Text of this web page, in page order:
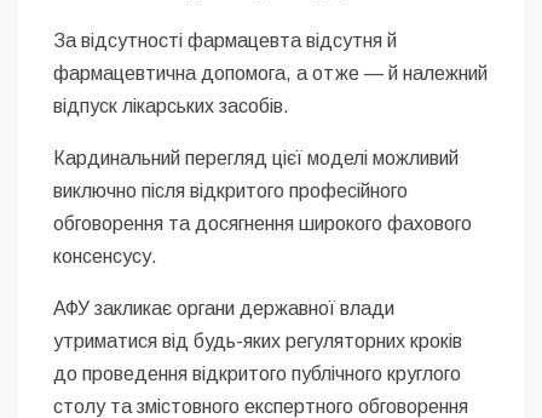
За відсутності фармацевта відсутня й
фармацевтична допомога, а отже — й належний
відпуск лікарських засобів.
Кардинальний перегляд цієї моделі можливий
виключно після відкритого професійного
обговорення та досягнення широкого фахового
консенсусу.
АФУ закликає органи державної влади
утриматися від будь-яких регуляторних кроків
до проведення відкритого публічного круглого
столу та змістовного експертного обговорення